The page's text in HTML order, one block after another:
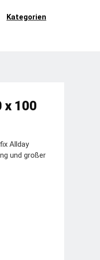
Kategorien
x 100
Allday
und großer